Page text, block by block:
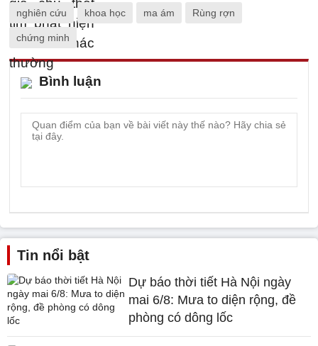
nghiên cứu khoa học ma ám Rùng rợn
chứng minh
Bình luận
Tin nổi bật
Dự báo thời tiết Hà Nội ngày
mai 6/8: Mưa to diện rộng, đề
phòng có dông lốc